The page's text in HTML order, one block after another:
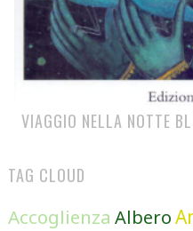
VIAGGIO NELLA NOTTE
TAG CLOUD
Accoglienza Albero